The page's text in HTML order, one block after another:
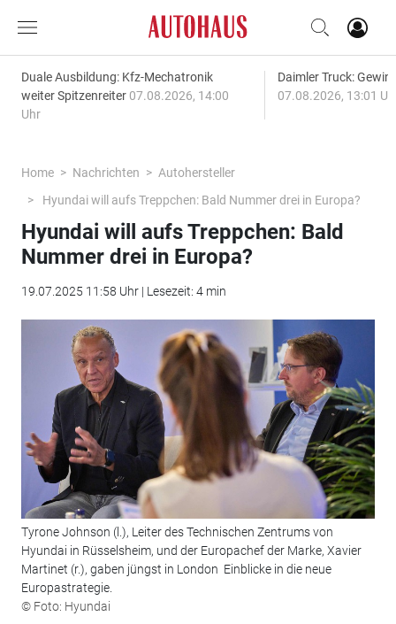
Duale Ausbildung: Kfz-Mechatronik
weiter Spitzenreiter 07.08.2026, 14:00
Uhr
Daimler Truck:
07.08.2026, 13:01
Home Nachrichten
Autohersteller
Hyundai will aufs Treppchen: Bald Nummer drei in Europa?
Hyundai will aufs Treppchen: Bald
Nummer drei in Europa?
19.07.2025 11:58 Uhr | Lesezeit: 4 min
Tyrone Johnson (l.), Leiter des Technischen Zentrums von
Hyundai in Rüsselsheim, und der Europachef der Marke, Xavier
Martinet (r.), gaben jüngst in London Einblicke in die neue
Europastrategie.
© Foto: Hyundai